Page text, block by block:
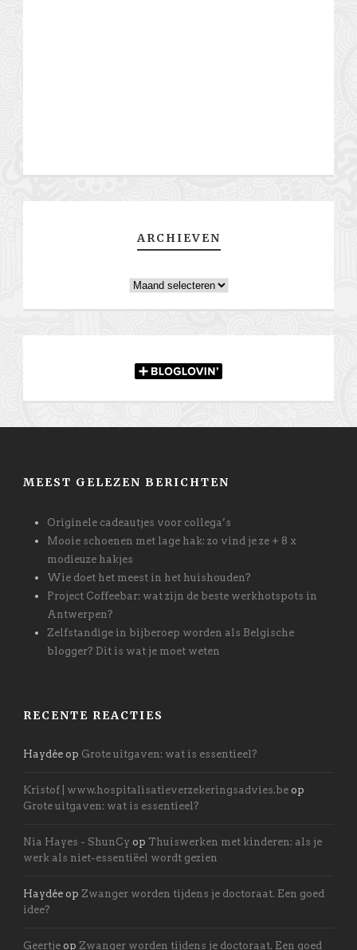
ARCHIEVEN
Archieven
MEEST GELEZEN BERICHTEN
Originele cadeautjes voor collega’s
Mooie schoenen met lage hak: zo vind je ze + 8 x
modieuze hakjes
Wie doet het meest in het huishouden?
Project Coffeebar: wat zijn de beste werkhotspots in
Antwerpen?
Zelfstandige in bijberoep worden als Belgische
blogger? Dit is wat je moet weten
RECENTE REACTIES
Haydée op Grote uitgaven: wat is essentieel?
Kristof | www.hospitalisatieverzekeringsadvies.be op
Grote uitgaven: wat is essentieel?
Nia Hayes - ShunCy op Thuiswerken met kinderen: als je
werk als niet-essentiëel wordt gezien
Haydée op Zwanger worden tijdens je doctoraat. Een goed
idee?
Geertje op Zwanger worden tijdens je doctoraat. Een goed